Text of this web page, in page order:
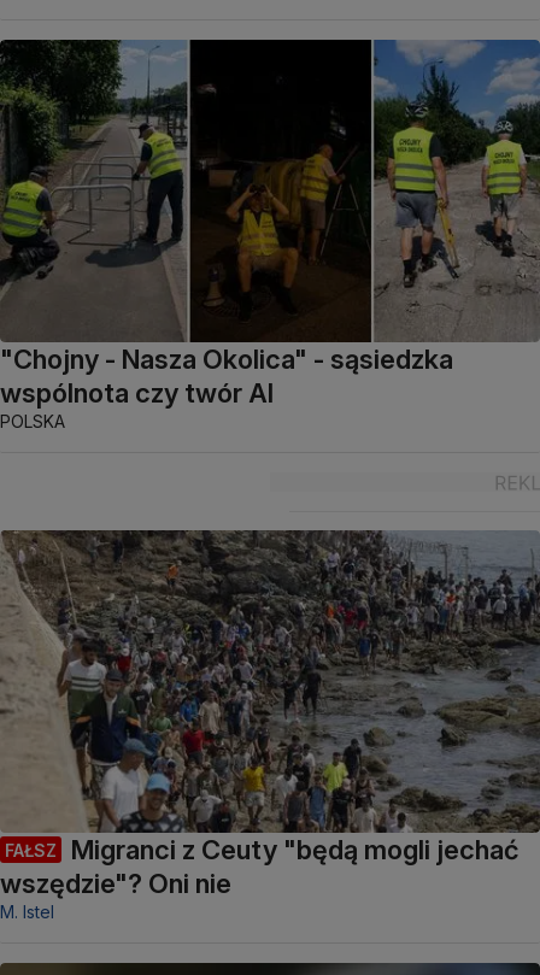
"Chojny - Nasza Okolica" - sąsiedzka
wspólnota czy twór AI
POLSKA
FAŁSZ
Migranci z Ceuty "będą mogli jechać
wszędzie"? Oni nie
M. Istel